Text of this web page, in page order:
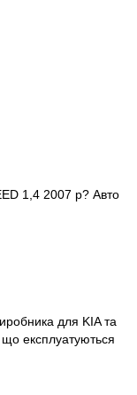
1,4 2007 р? Авто
для KIA та
що експлуатуються